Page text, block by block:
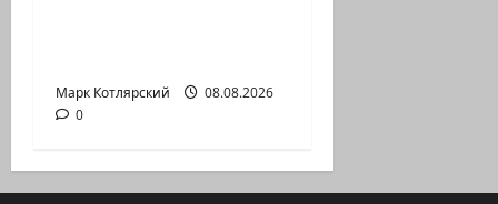
Марк Котлярский
08.08.2026
0